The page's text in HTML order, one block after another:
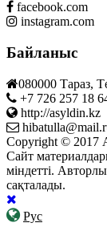
facebook.com
instagram.com
Байланыс
080000 Тараз,
+7 726 257 18
http://asyldin.kz
Copyright © 2017
Сайт
міндетті.
сақталады.
Рус